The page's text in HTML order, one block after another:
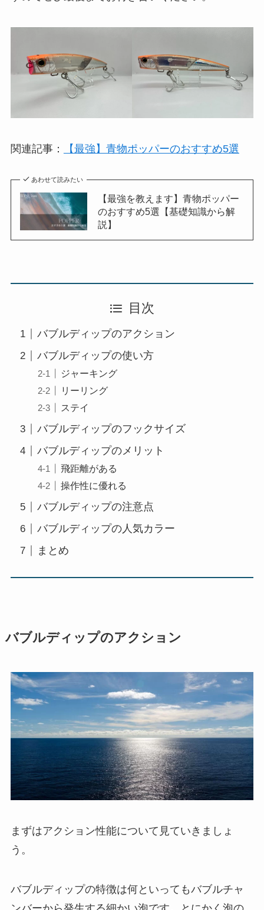
関連記事： 【最強】青物ポッパーのおすすめ5選
あわせて読みたい
【最強を教えます】青物ポッパー
のおすすめ5選【基礎知識から解
説】
目次
バブルディップのアクション
バブルディップの使い方
ジャーキング
リーリング
ステイ
バブルディップのフックサイズ
バブルディップのメリット
飛距離がある
操作性に優れる
バブルディップの注意点
バブルディップの人気カラー
まとめ
バブルディップのアクション
まずはアクション性能について見ていきましょ
う。
バブルディップの特徴は何といってもバブルチャ